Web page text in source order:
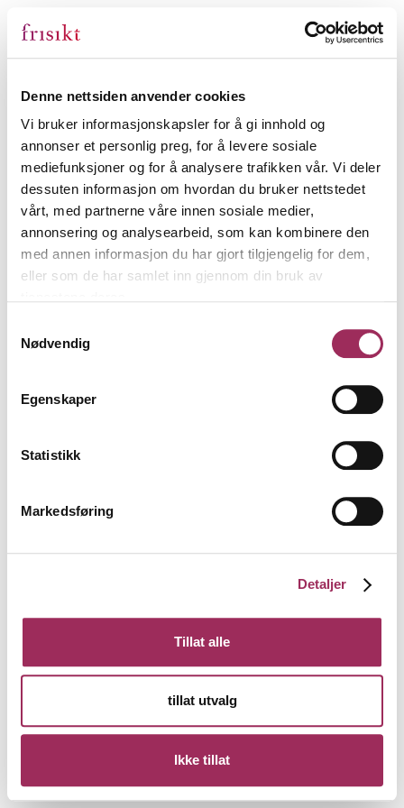
Denne nettsiden anvender cookies
Vi bruker informasjonskapsler for å gi innhold og
annonser et personlig preg, for å levere sosiale
mediefunksjoner og for å analysere trafikken vår. Vi deler
dessuten informasjon om hvordan du bruker nettstedet
vårt, med partnerne våre innen sosiale medier,
annonsering og analysearbeid, som kan kombinere den
med annen informasjon du har gjort tilgjengelig for dem,
eller som de har samlet inn gjennom din bruk av
Nødvendig
Egenskaper
Statistikk
Markedsføring
Detaljer
Tillat alle
tillat utvalg
Ikke tillat